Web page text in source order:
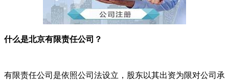
什么是北京有限责任公司？
有限责任公司是依照公司法设立，股东以其出资为限对公司承